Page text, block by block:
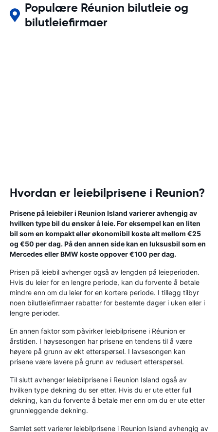
Populære Réunion bilutleie og
bilutleiefirmaer
Hvordan er leiebilprisene i Reunion?
Prisene på leiebiler i Reunion Island varierer avhengig av
hvilken type bil du ønsker å leie. For eksempel kan en liten
bil som en kompakt eller økonomibil koste alt mellom €25
og €50 per dag. På den annen side kan en luksusbil som en
Mercedes eller BMW koste oppover €100 per dag.
Prisen på leiebil avhenger også av lengden på leieperioden.
Hvis du leier for en lengre periode, kan du forvente å betale
mindre enn om du leier for en kortere periode. I tillegg tilbyr
noen bilutleiefirmaer rabatter for bestemte dager i uken eller i
lengre perioder.
En annen faktor som påvirker leiebilprisene i Réunion er
årstiden. I høysesongen har prisene en tendens til å være
høyere på grunn av økt etterspørsel. I lavsesongen kan
prisene være lavere på grunn av redusert etterspørsel.
Til slutt avhenger leiebilprisene i Reunion Island også av
hvilken type dekning du ser etter. Hvis du er ute etter full
dekning, kan du forvente å betale mer enn om du er ute etter
grunnleggende dekning.
Samlet sett varierer leiebilprisene i Reunion Island avhengig av